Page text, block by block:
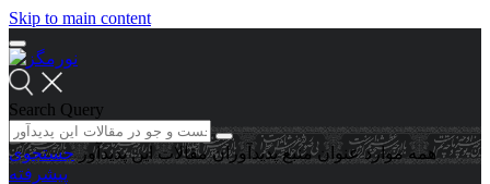
Skip to main content
Search Query
همه موارد عنوان منبع پدیدآوران مقالات این پدیدآور جستجوی
پیشرفته